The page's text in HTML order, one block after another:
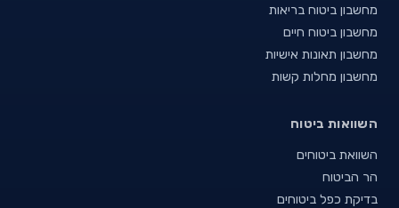
מחשבון ביטוח בריאות
מחשבון ביטוח חיים
מחשבון תאונות אישיות
מחשבון מחלות קשות
השוואות ביטוח
השוואת ביטוחים
הר הביטוח
בדיקת כפל ביטוחים